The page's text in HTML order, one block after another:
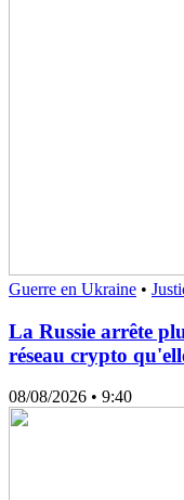
Guerre en Ukraine •
La Russie arrête
réseau crypto
08/08/2026 • 9:40